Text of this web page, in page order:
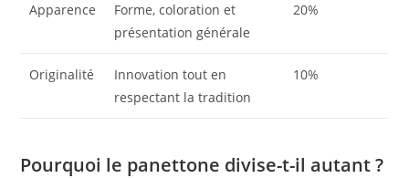
Apparence
Forme, coloration et
présentation générale
20%
Originalité
Innovation tout en
respectant la tradition
10%
Pourquoi le panettone divise-t-il autant ?